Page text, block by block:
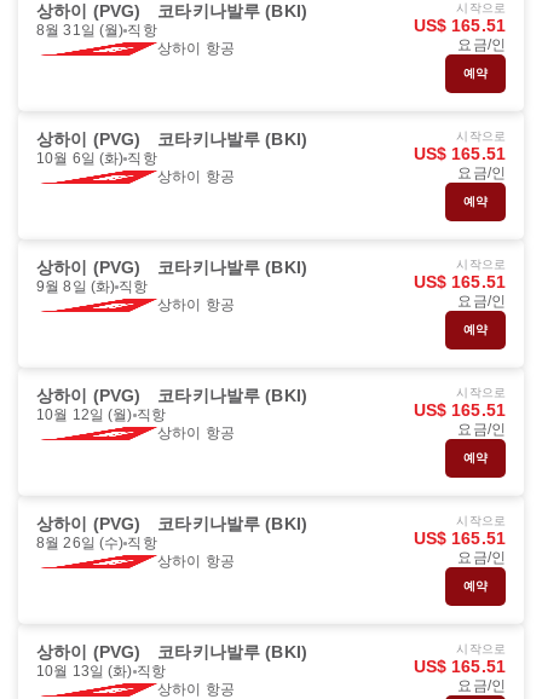
상하이 (PVG) 코타키나발루 (BKI)
8월 31일 (월) 직항
상하이 항공
시작으로
US$ 165.51
요금/인
예약
상하이 (PVG) 코타키나발루 (BKI)
10월 6일 (화) 직항
상하이 항공
시작으로
US$ 165.51
요금/인
예약
상하이 (PVG) 코타키나발루 (BKI)
9월 8일 (화) 직항
상하이 항공
시작으로
US$ 165.51
요금/인
예약
상하이 (PVG) 코타키나발루 (BKI)
10월 12일 (월) 직항
상하이 항공
시작으로
US$ 165.51
요금/인
예약
상하이 (PVG) 코타키나발루 (BKI)
8월 26일 (수) 직항
상하이 항공
시작으로
US$ 165.51
요금/인
예약
상하이 (PVG) 코타키나발루 (BKI)
10월 13일 (화) 직항
상하이 항공
시작으로
US$ 165.51
요금/인